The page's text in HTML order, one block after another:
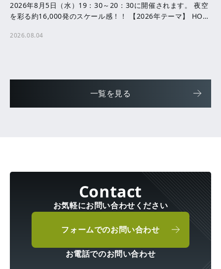
2026年8月5日（水）19：30～20：30に開催されます。 夜空
を彩る約16,000発のスケール感！！ 【2026年テーマ】 HOPE
2026.08.04
一覧を見る
お気軽にお問い合わせください
フォームでのお問い合わせ
お電話でのお問い合わせ